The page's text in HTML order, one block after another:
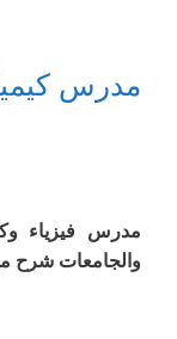
مدرس
مدرس فيزياء
والجامعات شرح